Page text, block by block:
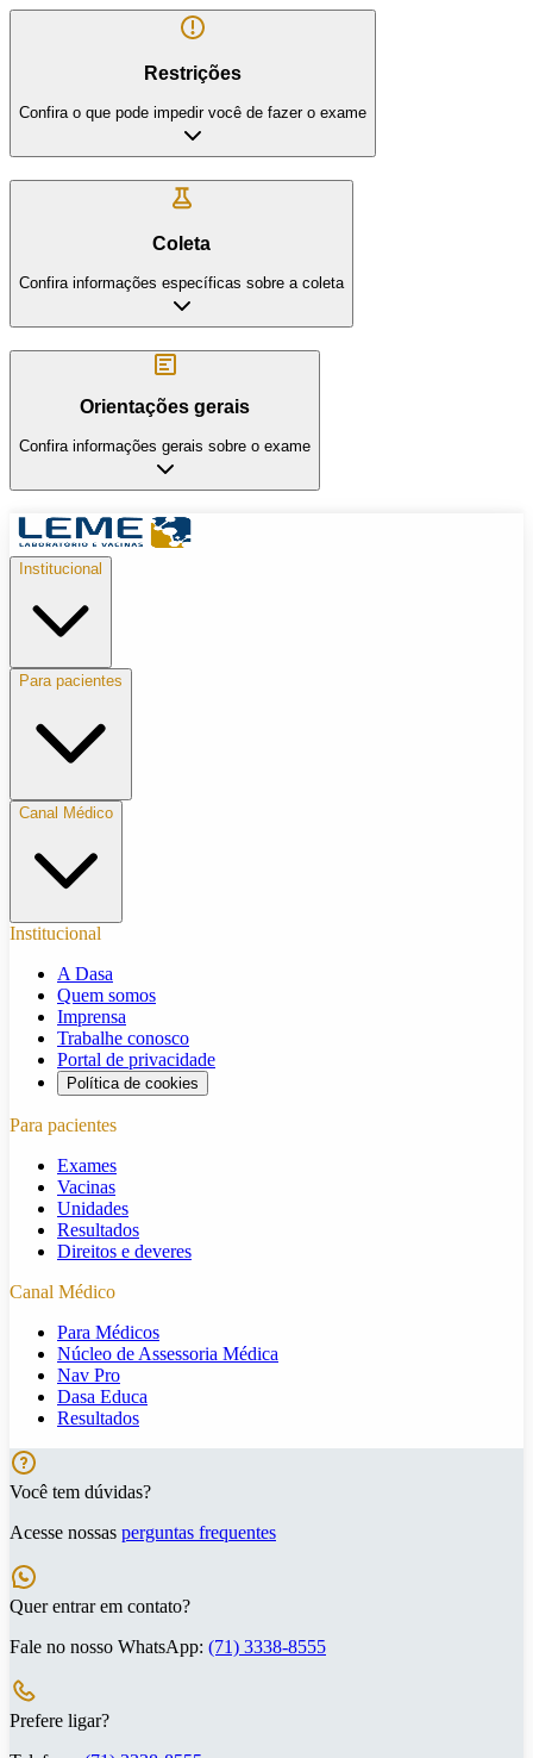
Restrições
Confira o que pode impedir você de fazer o exame
Coleta
Confira informações específicas sobre a coleta
Orientações gerais
Confira informações gerais sobre o exame
Institucional
Para pacientes
Canal Médico
Institucional
A Dasa
Quem somos
Imprensa
Trabalhe conosco
Portal de privacidade
Política de cookies
Para pacientes
Exames
Vacinas
Unidades
Resultados
Direitos e deveres
Canal Médico
Para Médicos
Núcleo de Assessoria Médica
Nav Pro
Dasa Educa
Resultados
Você tem dúvidas?
Acesse nossas perguntas frequentes
Quer entrar em contato?
Fale no nosso WhatsApp: (71) 3338-8555
Prefere ligar?